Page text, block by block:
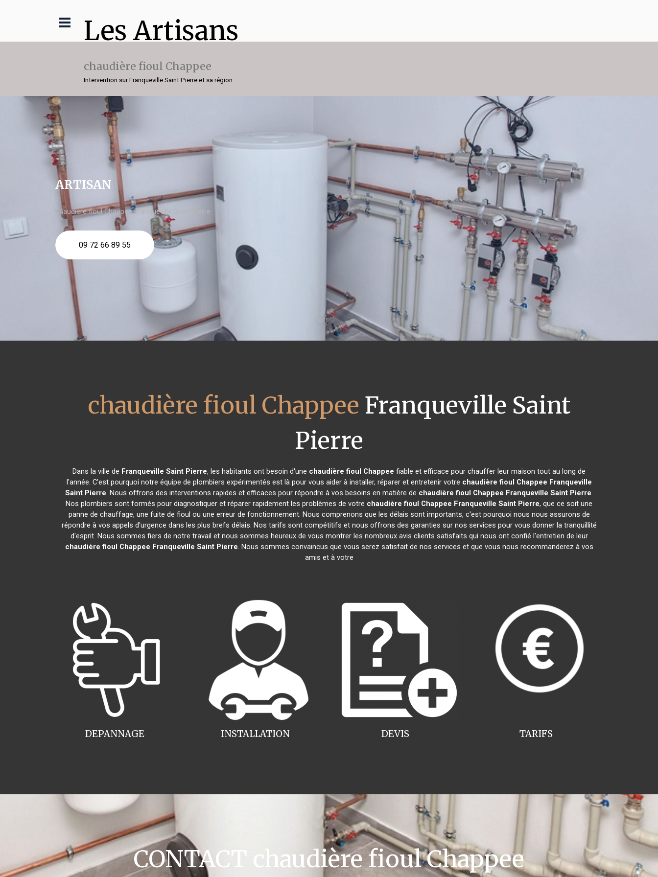
Les Artisans
chaudière fioul Chappee
Intervention sur Franqueville Saint Pierre et sa région
ARTISAN
chaudière fioul Chappee Franqueville Saint Pierre
09 72 66 89 55
chaudière fioul Chappee Franqueville Saint
Pierre
Dans la ville de Franqueville Saint Pierre, les habitants ont besoin d'une chaudière fioul Chappee fiable et efficace pour chauffer leur maison tout au long de
l'année. C'est pourquoi notre équipe de plombiers expérimentés est là pour vous aider à installer, réparer et entretenir votre chaudière fioul Chappee Franqueville
Saint Pierre. Nous offrons des interventions rapides et efficaces pour répondre à vos besoins en matière de chaudière fioul Chappee Franqueville Saint Pierre.
Nos plombiers sont formés pour diagnostiquer et réparer rapidement les problèmes de votre chaudière fioul Chappee Franqueville Saint Pierre, que ce soit une
panne de chauffage, une fuite de fioul ou une erreur de fonctionnement. Nous comprenons que les délais sont importants, c'est pourquoi nous nous assurons de
répondre à vos appels d'urgence dans les plus brefs délais. Nos tarifs sont compétitifs et nous offrons des garanties sur nos services pour vous donner la tranquillité
d'esprit. Nous sommes fiers de notre travail et nous sommes heureux de vous montrer les nombreux avis clients satisfaits qui nous ont confié l'entretien de leur
chaudière fioul Chappee Franqueville Saint Pierre. Nous sommes convaincus que vous serez satisfait de nos services et que vous nous recommanderez à vos
amis et à votre
INSTALLATION
DEPANNAGE TARIFS
DEVIS
CONTACT chaudière fioul Chappee